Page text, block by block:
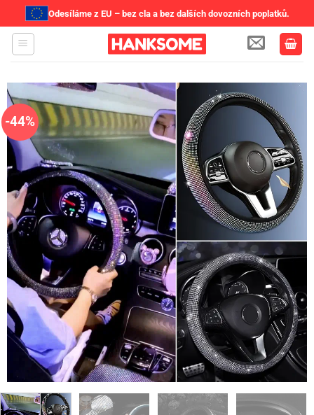
Odesíláme z EU – bez cla a bez dalších dovozních poplatků.
Přeskočit
-44%